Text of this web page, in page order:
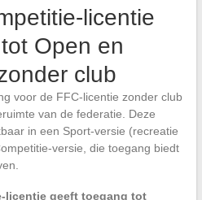
licentie
Open en
club
voor de FFC-licentie zonder club
van de federatie. Deze
in een Sport-versie (recreatie
versie, die toegang biedt
licentie geeft toegang tot